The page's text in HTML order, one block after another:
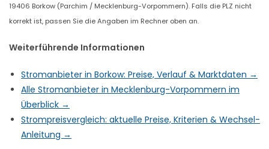
19406 Borkow (Parchim / Mecklenburg-Vorpommern). Falls die PLZ nicht
korrekt ist, passen Sie die Angaben im Rechner oben an.
Weiterführende Informationen
Stromanbieter in Borkow: Preise, Verlauf & Marktdaten →
Alle Stromanbieter in Mecklenburg-Vorpommern im
Überblick →
Strompreisvergleich: aktuelle Preise, Kriterien & Wechsel-
Anleitung →